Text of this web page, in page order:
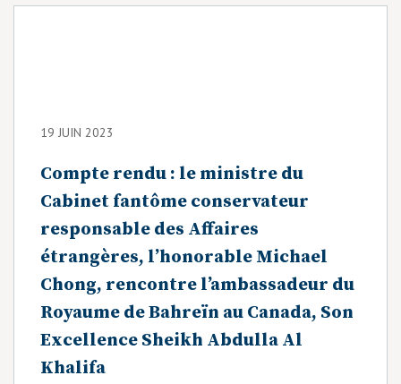
19 JUIN 2023
Compte rendu : le ministre du
Cabinet fantôme conservateur
responsable des Affaires
étrangères, l’honorable Michael
Chong, rencontre l’ambassadeur du
Royaume de Bahreïn au Canada, Son
Excellence Sheikh Abdulla Al
Khalifa